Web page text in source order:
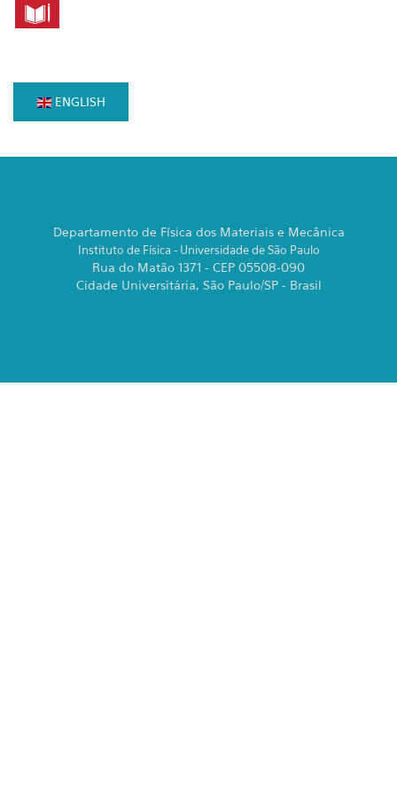
ENGLISH
Departamento de Física dos Materiais e Mecânica
Instituto de Física - Universidade de São Paulo
Rua do Matão 1371 - CEP 05508-090
Cidade Universitária, São Paulo/SP - Brasil